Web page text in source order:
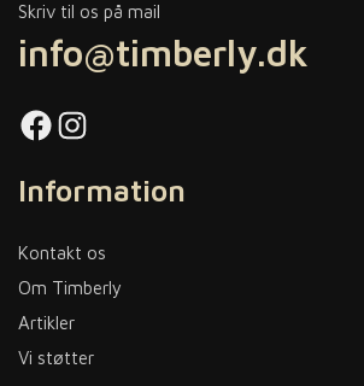
Skriv til os på mail
info@timberly.dk
Facebook Instagram
Information
Kontakt os
Om Timberly
Artikler
Vi støtter